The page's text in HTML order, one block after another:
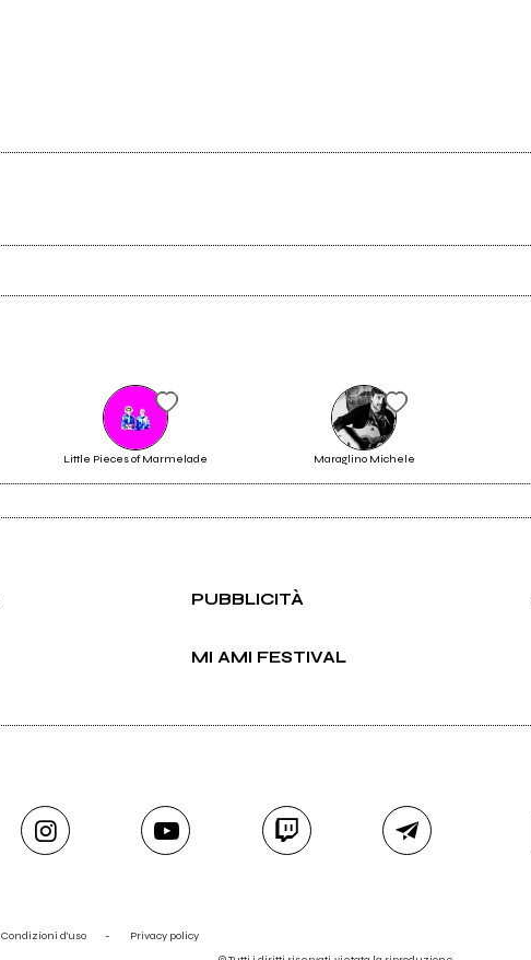
Richiedi la gestione
Little Pieces of Marmelade Maraglino Michele
PUBBLICITÀ
MI AMI FESTIVAL
Condizioni d'uso -
Privacy policy